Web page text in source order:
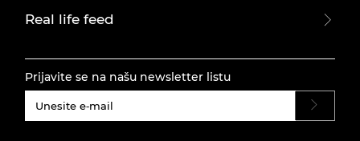
Real life feed
Prijavite se na našu newsletter listu